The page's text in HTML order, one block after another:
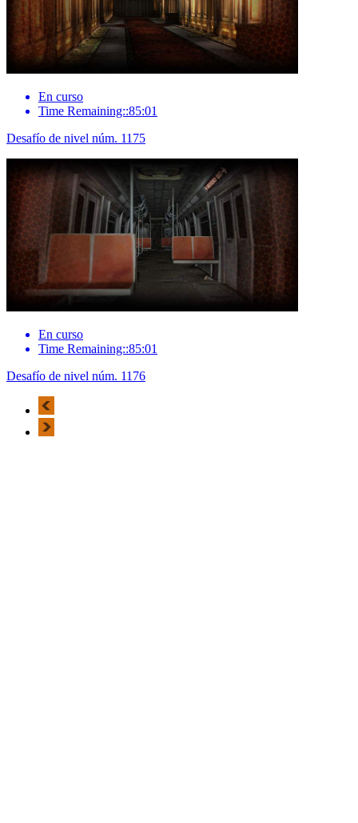
En curso
Time Remaining::85:01
Desafío de nivel núm. 1175
En curso
Time Remaining::85:01
Desafío de nivel núm. 1176